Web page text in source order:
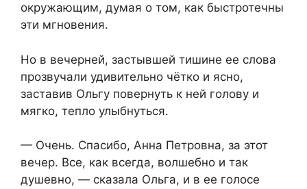
окружающим, думая о том, как быстротечны
эти мгновения.
Но в вечерней, застывшей тишине ее слова
прозвучали удивительно чётко и ясно,
заставив Ольгу повернуть к ней голову и
мягко, тепло улыбнуться.
— Очень. Спасибо, Анна Петровна, за этот
вечер. Все, как всегда, волшебно и так
душевно, — сказала Ольга, и в ее голосе